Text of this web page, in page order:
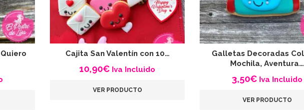
Cajita San Valentín con 10…
10,90€ Iva Incluido
VER PRODUCTO
Galletas Decoradas
Mochila, Aventura…
3,50€ Iva Incluido
VER PRODUCTO